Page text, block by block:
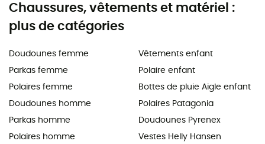
Chaussures, vêtements et matériel :
plus de catégories
Doudounes femme
Parkas femme
Polaires femme
Doudounes homme
Parkas homme
Polaires homme
Vêtements enfant
Polaire enfant
Bottes de pluie Aigle enfant
Polaires Patagonia
Doudounes Pyrenex
Vestes Helly Hansen